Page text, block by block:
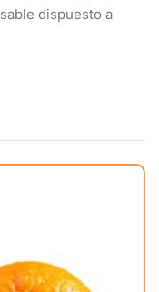
dispuesto a